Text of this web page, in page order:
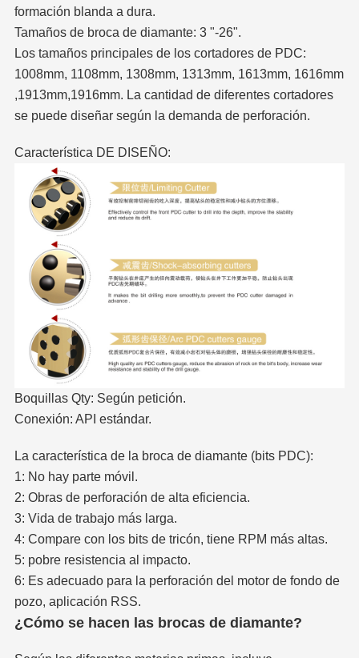
formación blanda a dura.
Tamaños de broca de diamante: 3 "-26".
Los tamaños principales de los cortadores de PDC:
1008mm, 1108mm, 1308mm, 1313mm, 1613mm, 1616mm
,1913mm,1916mm. La cantidad de diferentes cortadores
se puede diseñar según la demanda de perforación.
Característica DE DISEÑO:
Boquillas Qty: Según petición.
Conexión: API estándar.
La característica de la broca de diamante (bits PDC):
1: No hay parte móvil.
2: Obras de perforación de alta eficiencia.
3: Vida de trabajo más larga.
4: Compare con los bits de tricón, tiene RPM más altas.
5: pobre resistencia al impacto.
6: Es adecuado para la perforación del motor de fondo de
pozo, aplicación RSS.
¿Cómo se hacen las brocas de diamante?